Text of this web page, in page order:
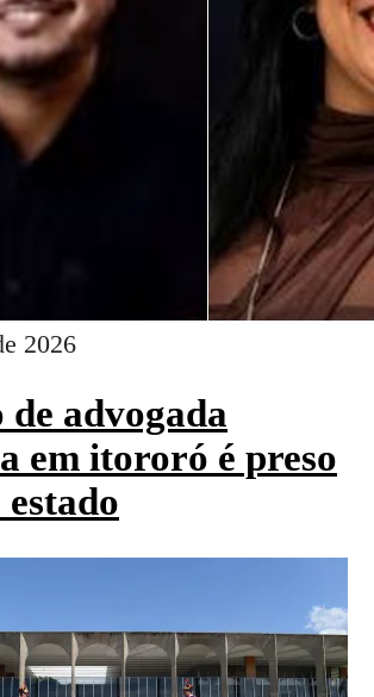
2026
advogada
em itororó é preso